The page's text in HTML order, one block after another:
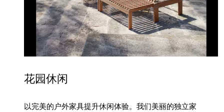
花园休闲
以完美的户外家具提升休闲体验。我们美丽的独立家